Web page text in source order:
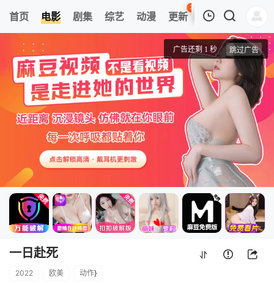
首页 电影 剧集 综艺 动漫 更新
38
热榜 APP
4k高清
一日赴死
清空
一日赴死
2022 欧美 动作}